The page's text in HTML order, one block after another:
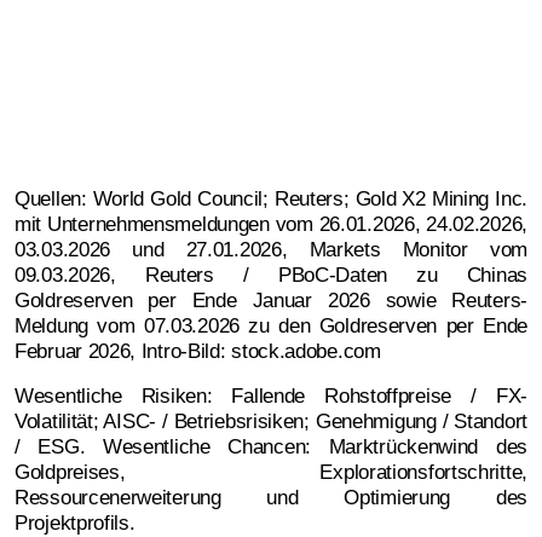
Quellen: World Gold Council; Reuters; Gold X2 Mining Inc.
mit Unternehmensmeldungen vom 26.01.2026, 24.02.2026,
03.03.2026 und 27.01.2026, Markets Monitor vom
09.03.2026, Reuters / PBoC-Daten zu Chinas
Goldreserven per Ende Januar 2026 sowie Reuters-
Meldung vom 07.03.2026 zu den Goldreserven per Ende
Februar 2026, Intro-Bild: stock.adobe.com
Wesentliche Risiken: Fallende Rohstoffpreise / FX-
Volatilität; AISC- / Betriebsrisiken; Genehmigung / Standort
/ ESG. Wesentliche Chancen: Marktrückenwind des
Goldpreises, Explorationsfortschritte,
Ressourcenerweiterung und Optimierung des
Projektprofils.